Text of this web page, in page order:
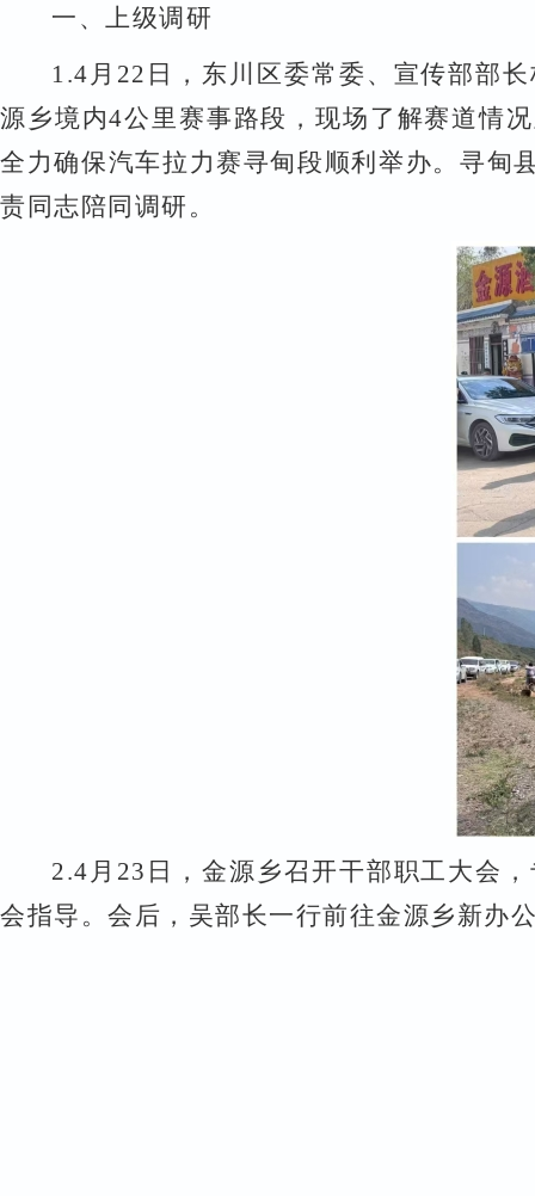
一、 上级调研
1.4 月 22 日， 东川区委常委、宣传部部
源乡境内4公里赛事路段，现场了解赛道情
全力确保汽车拉力赛寻甸段顺利举办。寻甸
责同志陪同调研。
2.4 月 23 日，金源乡召开干部职工大会
会指导。会后，吴部长一行前往金源乡新办